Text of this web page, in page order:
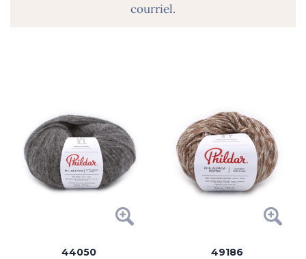
courriel.
44050
49186